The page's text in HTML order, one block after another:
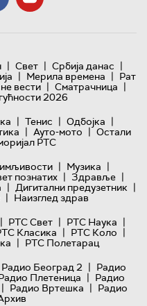
| Свет | Србија данас |
| Мерила времена | Рат
вести | Сматрачница |
2026
| Тенис | Одбојка |
| Ауто-мото | Остали
РТС
| Музика |
познатих | Здравље |
| Дигитални предузетник |
| Наизглед здрав
| РТС Свет | РТС Наука |
Класика | РТС Коло |
| РТС Полетарац
Радио Београд 2 | Радио
Плетеница | Радио
| Радио Вртешка | Радио